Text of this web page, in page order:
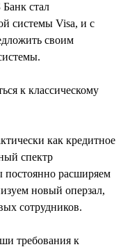
стал
системы Visa, и с
своим
к классическому
как кредитное
спектр
постоянно расширяем
новый оперзал,
сотрудников.
требования к